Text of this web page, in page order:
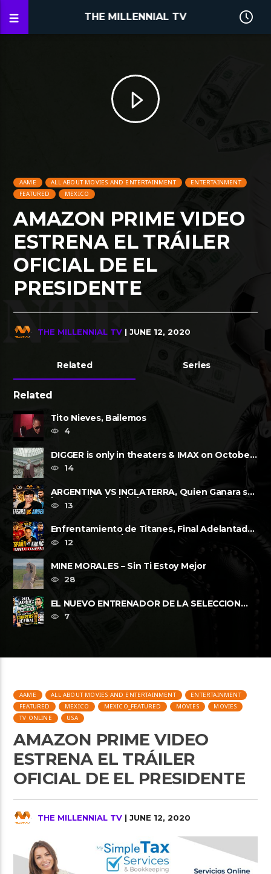
THE MILLENNIAL TV
AAME ALL ABOUT MOVIES AND ENTERTAINMENT
ENTERTAINMENT
FEATURED
MEXICO
AMAZON PRIME VIDEO
ESTRENA EL TRÁILER
OFICIAL DE EL
PRESIDENTE
THE MILLENNIAL TV | JUNE 12, 2020
Related Series
Related
Tito Nieves, Bailemos
4
DIGGER is only in theaters & IMAX on October
2, 2026
14
ARGENTINA VS INGLATERRA, Quien Ganara su
lugar?, a la Final de la FIFA......
13
Enfrentamiento de Titanes, Final Adelantada,
Espana vs Francia FWP2026
12
MINE MORALES – Sin Ti Estoy Mejor
28
EL NUEVO ENTRENADOR DE LA SELECCION
MEXICANA Y LOS CUARTOS DE FINAL, ......
7
AAME ALL ABOUT MOVIES AND ENTERTAINMENT
ENTERTAINMENT
FEATURED
MEXICO MEXICO_FEATURED MOVIES
MOVIES
TV ONLINE
USA
AMAZON PRIME VIDEO
ESTRENA EL TRÁILER
OFICIAL DE EL PRESIDENTE
THE MILLENNIAL TV | JUNE 12, 2020